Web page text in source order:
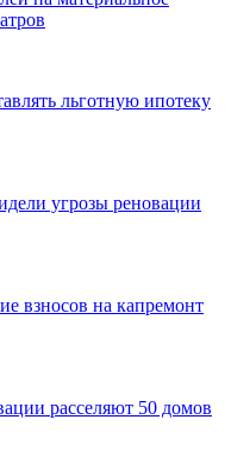
льготную ипотеку
угрозы реновации
взносов на капремонт
расселяют 50 домов